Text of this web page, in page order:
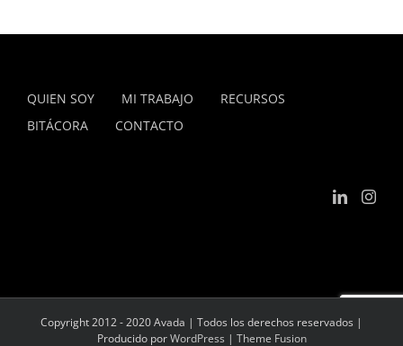
QUIEN SOY MI TRABAJO
RECURSOS
BITÁCORA
CONTACTO
Copyright 2012 - 2020 Avada | Todos los derechos reservados |
Producido porWordPress | Theme Fusion